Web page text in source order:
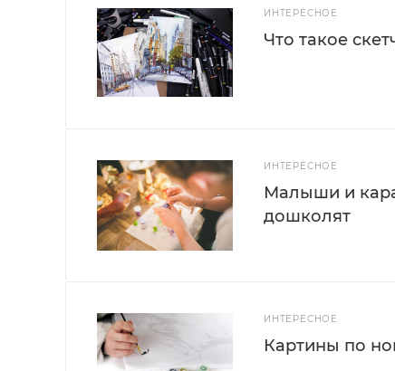
ИНТЕРЕСНОЕ
Что такое
ИНТЕРЕСНОЕ
Малыши и
дошколят
ИНТЕРЕСНОЕ
Картины по